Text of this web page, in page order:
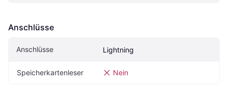
Anschlüsse
Anschlüsse Lightning
Speicherkartenleser Nein